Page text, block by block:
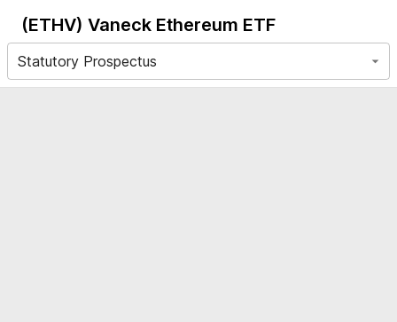
(ETHV) Vaneck Ethereum ETF
Statutory Prospectus